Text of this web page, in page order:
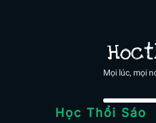
Mọi lúc, mọi
Học Thổi Sáo